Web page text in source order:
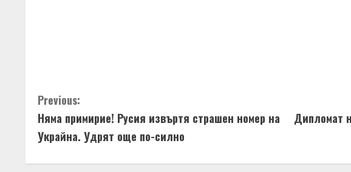
C
o
Previous:
Няма примирие! Русия извъртя страшен номер на
Украйна. Удрят още по-силно
Дипломат